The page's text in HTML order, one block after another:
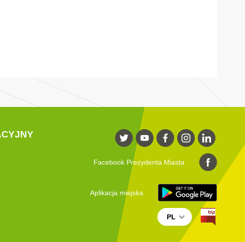
Facebook Prezydenta Miasta
Aplikacja miejska
PL